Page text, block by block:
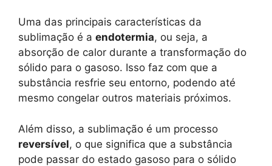
Uma das principais características da
sublimação é a endotermia, ou seja, a
absorção de calor durante a transformação do
sólido para o gasoso. Isso faz com que a
substância resfrie seu entorno, podendo até
mesmo congelar outros materiais próximos.
Além disso, a sublimação é um processo
reversível, o que significa que a substância
pode passar do estado gasoso para o sólido